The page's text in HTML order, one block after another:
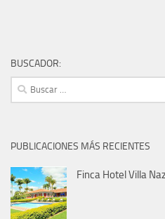
BUSCADOR:
Buscar:
PUBLICACIONES MÁS RECIENTES
Finca Hotel Villa